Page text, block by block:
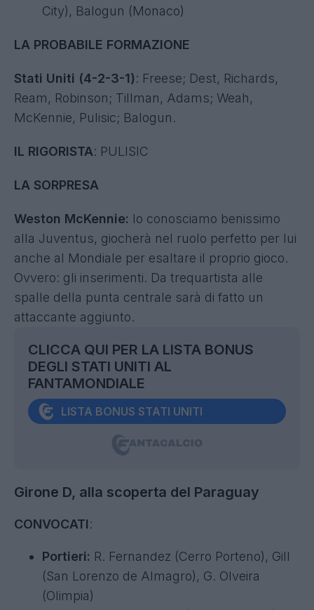
City), Balogun (Monaco)
LA PROBABILE FORMAZIONE
Stati Uniti (4-2-3-1): Freese; Dest, Richards,
Ream, Robinson; Tillman, Adams; Weah,
McKennie, Pulisic; Balogun.
IL RIGORISTA: PULISIC
LA SORPRESA
Weston McKennie: lo conosciamo benissimo
alla Juventus, giocherà nel ruolo perfetto per lui
anche al Mondiale per esaltare il proprio gioco.
Ovvero: gli inserimenti. Da trequartista alle
spalle della punta centrale sarà di fatto un
attaccante aggiunto.
CLICCA QUI PER LA LISTA BONUS
DEGLI STATI UNITI AL
FANTAMONDIALE
LISTA BONUS STATI UNITI
Girone D, alla scoperta del Paraguay
CONVOCATI:
Portieri: R. Fernandez (Cerro Porteno), Gill
(San Lorenzo de Almagro), G. Olveira
(Olimpia)